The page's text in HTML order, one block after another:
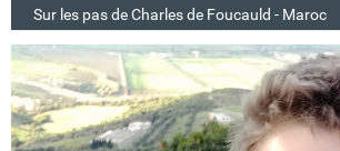
Sur les pas de Charles de Foucauld - Maroc